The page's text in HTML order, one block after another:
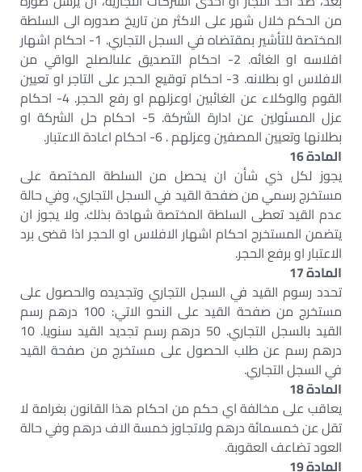
من الحكم خلال شهر على الاكثر من تاريخ صدوره الى السلطة
المختصة للتأشير بمقتضاه في السجل التجاري. 1- احكام اشهار
افلاسه او الغائه. 2- احكام التصديق علىالصلح الواقي من
الافلاس او بطلانه. 3- احكام توقيع الحجر على التاجر او تعيين
القوم والوكلاء عن الغائبين اوعزلهم او رفع الحجر. 4- احكام
عزل المسئولين عن ادارة الشركة. 5- احكام حل الشركة او
بطلانها وتعيين المصفين وعزلهم . 6- احكام اعادة الاعتبار.
المادة 16
يجوز لكل ذي شأن ان يحصل من السلطة المختصة على
مستخرج رسمي من صفحة القيد في السجل التجاري، وفي حالة
عدم القيد تعطى السلطة المختصة شهادة بذلك. ولا يجوز ان
يتضمن المستخرج احكام اشهار الافلاس او الحجر اذا قضى برد
الاعتبار او برفع الحجر.
المادة 17
تحدد رسوم القيد في السجل التجاري وتجديده والحصول على
مستخرج من صفحة القيد على النحو الاتي: 100 درهم رسم
القيد بالسجل التجاري. 50 درهم رسم تجديد القيد سنويا. 10
درهم رسم عن طلب الحصول على مستخرج من صفحة القيد
في السجل التجاري.
المادة 18
يعاقب على مخالفة اي حكم من احكام هذا القانون بغرامة لا
تقل عن خمسمائة درهم ولاتجاوز خمسة الاف درهم وفي حالة
العود تضاعف العقوبة.
المادة 19